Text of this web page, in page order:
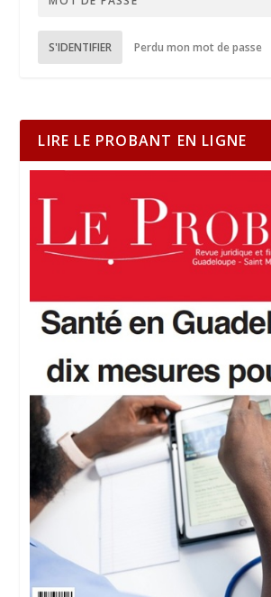
S'IDENTIFIER Perdu mon mot de passe
LIRE LE PROBANT EN LIGNE